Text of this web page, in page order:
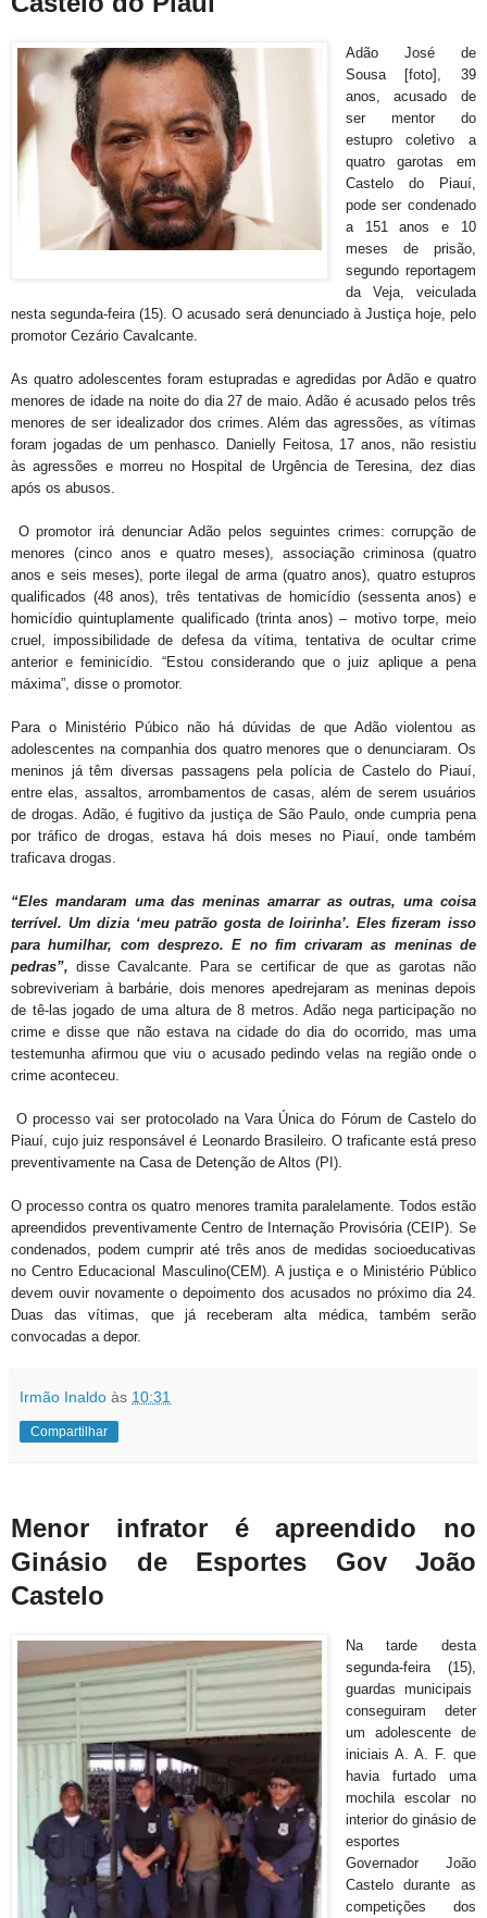
Adão José de
Sousa [foto], 39
anos, acusado de
ser mentor do
estupro coletivo a
quatro garotas em
Castelo do Piauí,
pode ser condenado
a 151 anos e 10
meses de prisão,
segundo reportagem
da Veja, veiculada
nesta segunda-feira (15). O acusado será denunciado à Justiça hoje, pelo
promotor Cezário Cavalcante.
As quatro adolescentes foram estupradas e agredidas por Adão e quatro
menores de idade na noite do dia 27 de maio. Adão é acusado pelos três
menores de ser idealizador dos crimes. Além das agressões, as vítimas
foram jogadas de um penhasco. Danielly Feitosa, 17 anos, não resistiu
às agressões e morreu no Hospital de Urgência de Teresina, dez dias
após os abusos.
O promotor irá denunciar Adão pelos seguintes crimes: corrupção de
menores (cinco anos e quatro meses), associação criminosa (quatro
anos e seis meses), porte ilegal de arma (quatro anos), quatro estupros
qualificados (48 anos), três tentativas de homicídio (sessenta anos) e
homicídio quintuplamente qualificado (trinta anos) – motivo torpe, meio
cruel, impossibilidade de defesa da vítima, tentativa de ocultar crime
anterior e feminicídio. “Estou considerando que o juiz aplique a pena
máxima”, disse o promotor.
Para o Ministério Púbico não há dúvidas de que Adão violentou as
adolescentes na companhia dos quatro menores que o denunciaram. Os
meninos já têm diversas passagens pela polícia de Castelo do Piauí,
entre elas, assaltos, arrombamentos de casas, além de serem usuários
de drogas. Adão, é fugitivo da justiça de São Paulo, onde cumpria pena
por tráfico de drogas, estava há dois meses no Piauí, onde também
traficava drogas.
“Eles mandaram uma das meninas amarrar as outras, uma coisa
terrível. Um dizia ‘meu patrão gosta de loirinha’. Eles fizeram isso
para humilhar, com desprezo. E no fim crivaram as meninas de
pedras”,disse Cavalcante. Para se certificar de que as garotas não
sobreviveriam à barbárie, dois menores apedrejaram as meninas depois
de tê-las jogado de uma altura de 8 metros. Adão nega participação no
crime e disse que não estava na cidade do dia do ocorrido, mas uma
testemunha afirmou que viu o acusado pedindo velas na região onde o
crime aconteceu.
O processo vai ser protocolado na Vara Única do Fórum de Castelo do
Piauí, cujo juiz responsável é Leonardo Brasileiro. O traficante está preso
preventivamente na Casa de Detenção de Altos (PI).
O processo contra os quatro menores tramita paralelamente. Todos estão
apreendidos preventivamente Centro de Internação Provisória (CEIP). Se
condenados, podem cumprir até três anos de medidas socioeducativas
no Centro Educacional Masculino(CEM). A justiça e o Ministério Público
devem ouvir novamente o depoimento dos acusados no próximo dia 24.
Duas das vítimas, que já receberam alta médica, também serão
convocadas a depor.
Irmão Inaldo às 10:31
Compartilhar
Menor infrator é apreendido no
Ginásio de Esportes Gov João
Castelo
Na tarde desta
segunda-feira (15),
guardas municipais
conseguiram deter
um adolescente de
iniciais A. A. F. que
havia furtado uma
mochila escolar no
interior do ginásio de
esportes
Governador João
Castelo durante as
competições dos